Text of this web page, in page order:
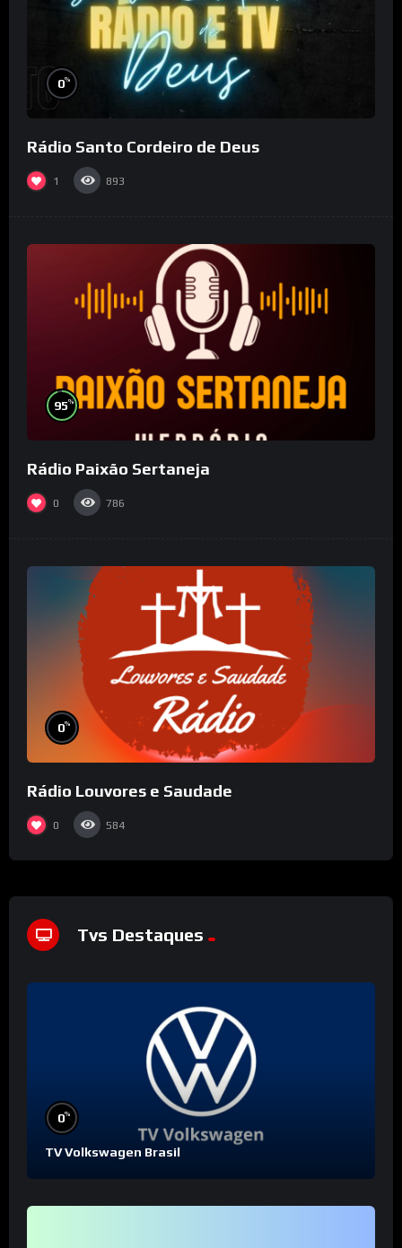
0%
Rádio Santo Cordeiro de Deus
1 893
95%
Rádio Paixão Sertaneja
0 786
0%
Rádio Louvores e Saudade
0 584
Tvs Destaques
0%
TV Volkswagen Brasil